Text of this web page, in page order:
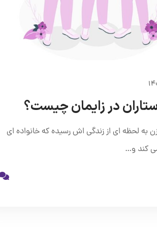
در زایمان چیست؟
به لحظه ‌ای از زندگی ‌اش رسیده که خانواده ‌ای
‌کند و…